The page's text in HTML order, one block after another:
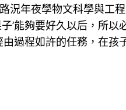
路況年夜學物文科學與工
’能夠要好久以后，所以
過程如許的任務，在孩